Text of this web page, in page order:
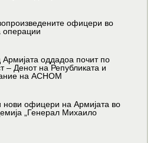
офицери во
операции
Армијата оддадоа почит по
– Денот на Републиката и
на АСНОМ
офицери на Армијата во
„Генерал Михаило